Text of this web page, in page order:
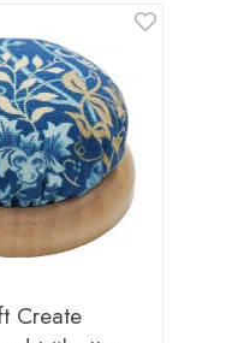
Create